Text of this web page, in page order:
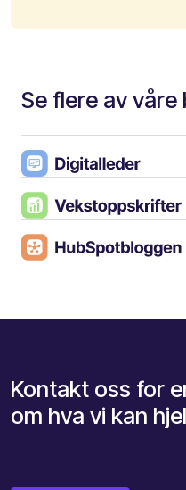
Se flere av våre
Kontakt oss for
om hva vi kan